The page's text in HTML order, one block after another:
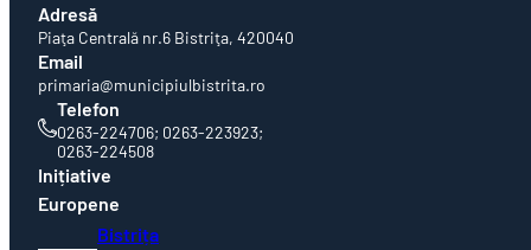
Adresă
Piaţa Centrală nr.6 Bistriţa, 420040
Email
primaria@municipiulbistrita.ro
Telefon
0263-224706; 0263-223923;
0263-224508
Inițiative
Europene
Bistrița